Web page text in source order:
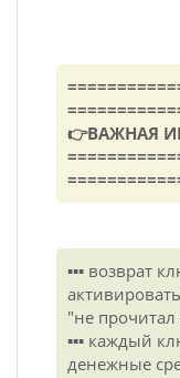
👉ВАЖНАЯ
▪️▪️▪️ возврат
"не
▪️▪️▪️ каждый
денежные